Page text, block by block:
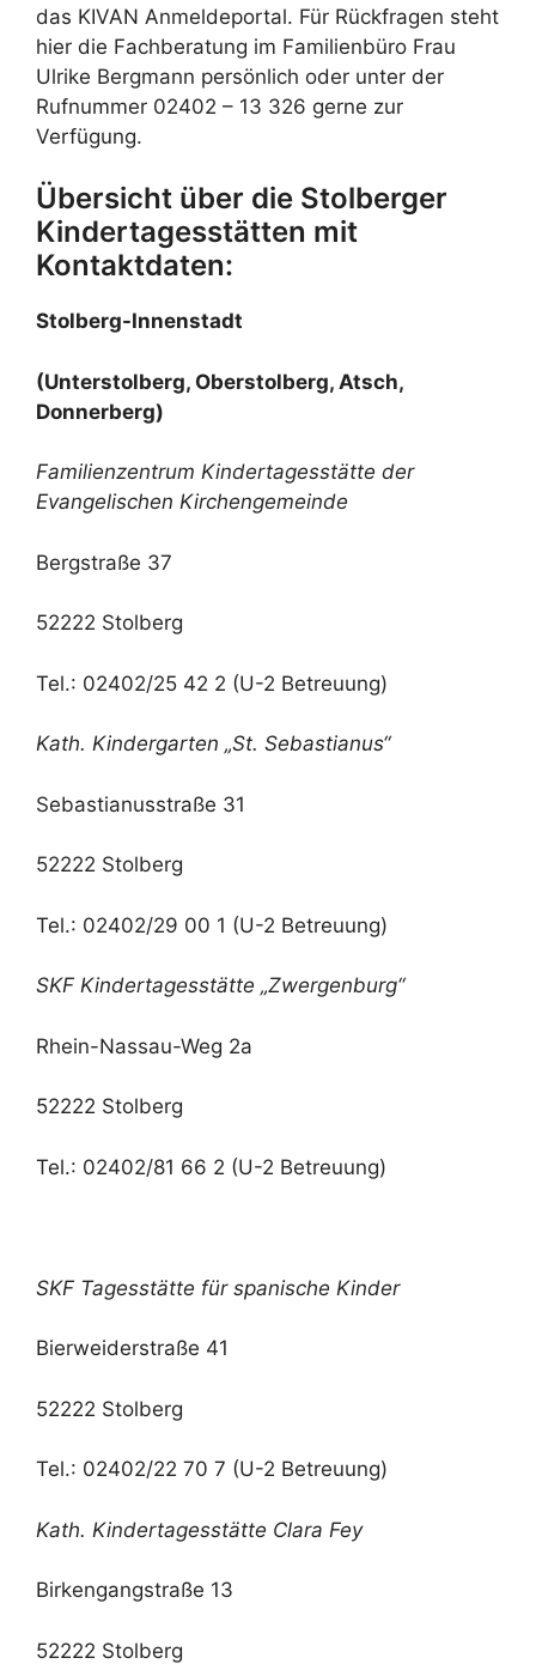
das KIVAN Anmeldeportal. Für Rückfragen steht
hier die Fachberatung im Familienbüro Frau
Ulrike Bergmann persönlich oder unter der
Rufnummer 02402 – 13 326 gerne zur
Verfügung.
Übersicht über die Stolberger
Kindertagesstätten mit
Kontaktdaten:
Stolberg-Innenstadt
(Unterstolberg, Oberstolberg, Atsch,
Donnerberg)
Familienzentrum Kindertagesstätte der
Evangelischen Kirchengemeinde
Bergstraße 37
52222 Stolberg
Tel.: 02402/25 42 2 (U-2 Betreuung)
Kath. Kindergarten „St. Sebastianus“
Sebastianusstraße 31
52222 Stolberg
Tel.: 02402/29 00 1 (U-2 Betreuung)
SKF Kindertagesstätte „Zwergenburg“
Rhein-Nassau-Weg 2a
52222 Stolberg
Tel.: 02402/81 66 2 (U-2 Betreuung)
SKF Tagesstätte für spanische Kinder
Bierweiderstraße 41
52222 Stolberg
Tel.: 02402/22 70 7 (U-2 Betreuung)
Kath. Kindertagesstätte Clara Fey
Birkengangstraße 13
52222 Stolberg